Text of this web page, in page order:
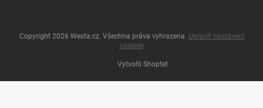
Vytvořil Shoptet
Copyright 2026 Wexta.cz. Všechna práva vyhrazena. Upravit nastavení
cookies